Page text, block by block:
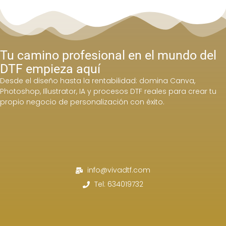
conocimientos técnicos y consejos en elblog de Viva
DTFen https://vivadtf.com/blog
, seguir novedades,
trucos y trabajos reales en el Instagram oficial de Viva
Printershttps://www.instagram.com/vivaprinters_/y
conocer soluciones avanzadas de personalización y
relieve enhttps://escudos3d.com .
Tu camino profesional en el mundo del
DTF empieza aquí
Desde el diseño hasta la rentabilidad: domina Canva,
Photoshop, Illustrator, IA y procesos DTF reales para crear tu
propio negocio de personalización con éxito.
info@vivadtf.com
Tel: 634019732